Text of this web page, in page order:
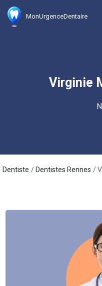
MonUrgenceDentaire
Virginie
Dentiste Dentistes Rennes